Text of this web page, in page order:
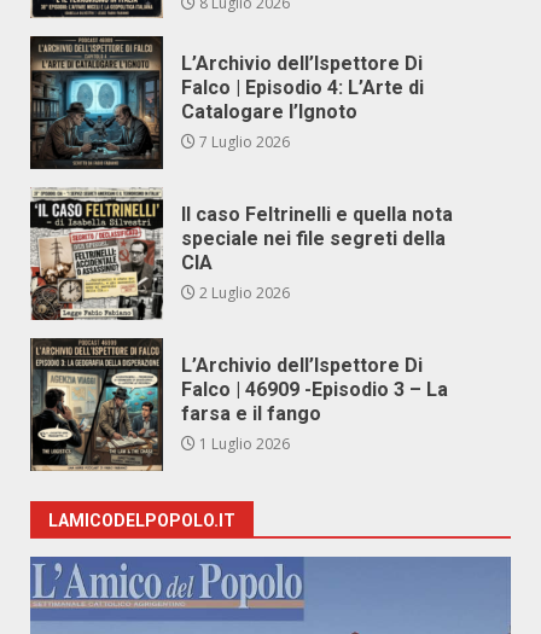
L’Archivio dell’Ispettore Di
Falco | Episodio 4: L’Arte di
Catalogare l’Ignoto
7 Luglio 2026
Il caso Feltrinelli e quella nota
speciale nei file segreti della
CIA
2 Luglio 2026
L’Archivio dell’Ispettore Di
Falco | 46909 -Episodio 3 – La
farsa e il fango
1 Luglio 2026
LAMICODELPOPOLO.IT